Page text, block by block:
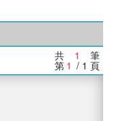
共 1 筆
第 1 / 1 頁